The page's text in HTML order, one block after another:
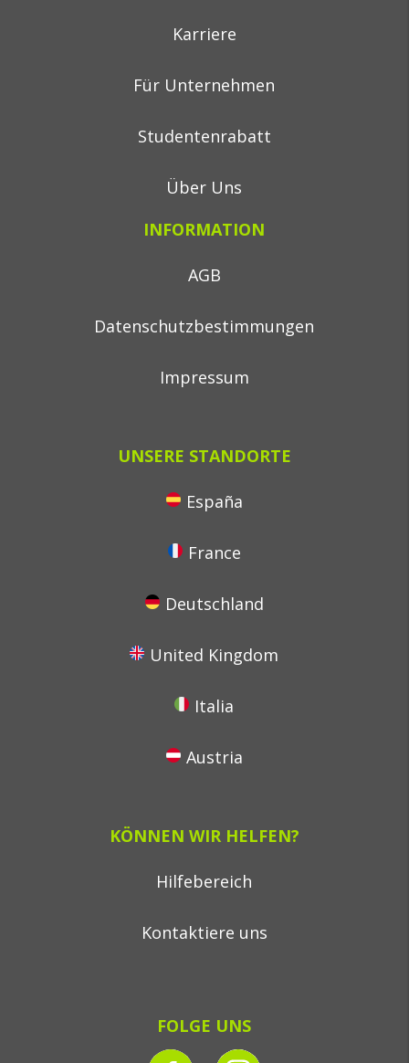
Karriere
Für Unternehmen
Studentenrabatt
Über Uns
INFORMATION
AGB
Datenschutzbestimmungen
Impressum
UNSERE STANDORTE
España
France
Deutschland
United Kingdom
Italia
Austria
KÖNNEN WIR HELFEN?
Hilfebereich
Kontaktiere uns
FOLGE UNS